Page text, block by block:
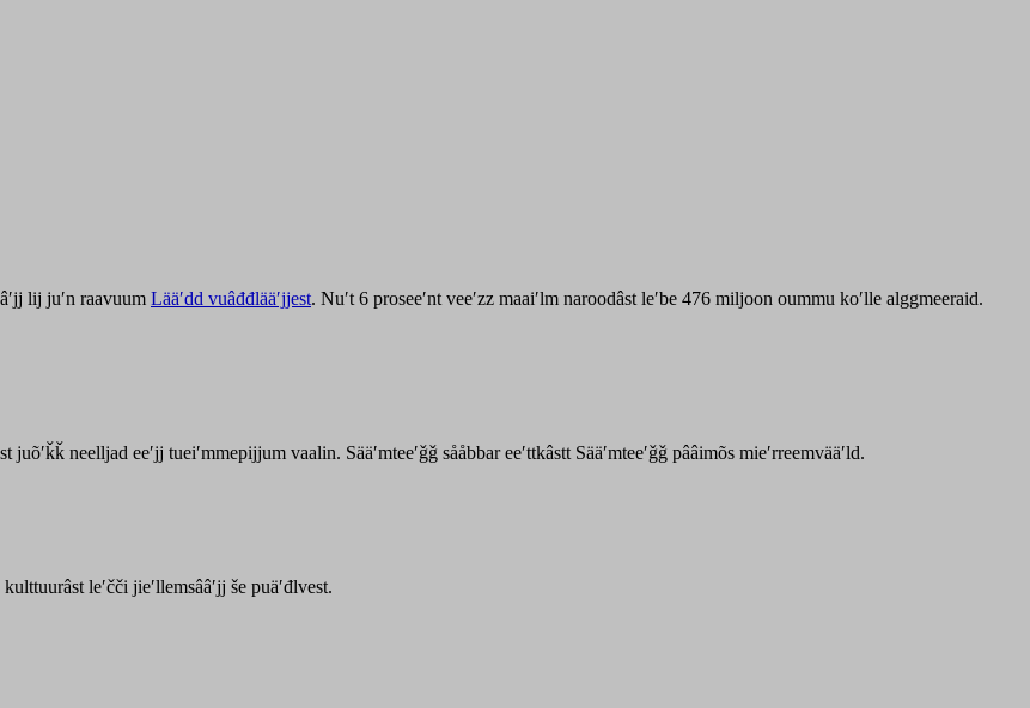
lij juʹn raavuum Lääʹdd vuâđđlääʹjjest. Nuʹt 6 proseeʹnt veeʹzz maaiʹlm naroodâst leʹbe 476 miljoon oummu koʹlle alggmeeraid.
neelljad eeʹjj tueiʹmmepijjum vaalin. Sääʹmteeʹǧǧ sååbbar eeʹttkâstt Sääʹmteeʹǧǧ pââimõs mieʹrreemvääʹld.
leʹčči jieʹllemsââʹjj še puäʹđlvest.